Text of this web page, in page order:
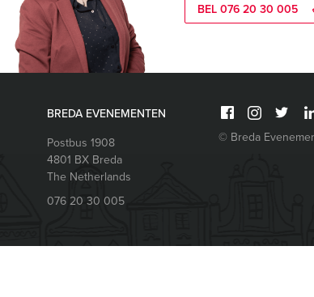
BEL 076 20 30 005
BREDA EVENEMENTEN
Postbus 1908
4801 BX Breda
The Netherlands
076 20 30 005
© Breda